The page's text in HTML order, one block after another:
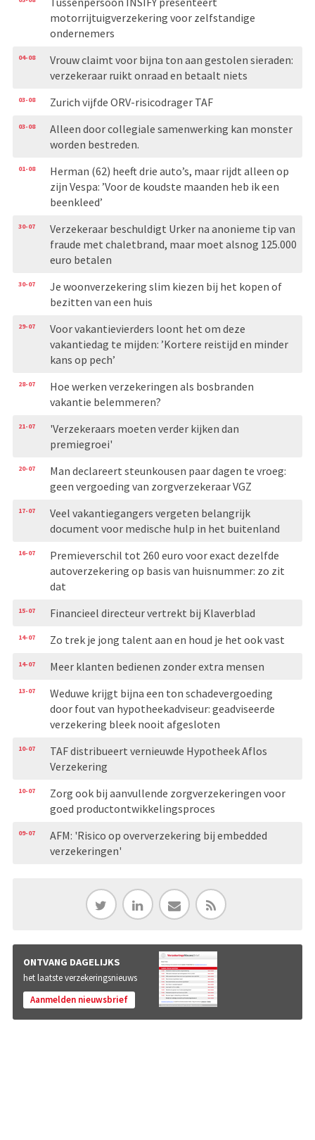
motorrijtuigverzekering voor zelfstandige
ondernemers
04-08
Vrouw claimt voor bijna ton aan gestolen sieraden:
verzekeraar ruikt onraad en betaalt niets
03-08 Zurich vijfde ORV-risicodrager TAF
03-08
Alleen door collegiale samenwerking kan monster
worden bestreden.
01-08
Herman (62) heeft drie auto’s, maar rijdt alleen op
zijn Vespa: ’Voor de koudste maanden heb ik een
beenkleed’
30-07
Verzekeraar beschuldigt Urker na anonieme tip van
fraude met chaletbrand, maar moet alsnog 125.000
euro betalen
30-07
Je woonverzekering slim kiezen bij het kopen of
bezitten van een huis
29-07
Voor vakantievierders loont het om deze
vakantiedag te mijden: ’Kortere reistijd en minder
kans op pech’
28-07
Hoe werken verzekeringen als bosbranden
vakantie belemmeren?
21-07
'Verzekeraars moeten verder kijken dan
premiegroei'
20-07
Man declareert steunkousen paar dagen te vroeg:
geen vergoeding van zorgverzekeraar VGZ
17-07
Veel vakantiegangers vergeten belangrijk
document voor medische hulp in het buitenland
16-07
Premieverschil tot 260 euro voor exact dezelfde
autoverzekering op basis van huisnummer: zo zit
dat
15-07 Financieel directeur vertrekt bij Klaverblad
14-07 Zo trek je jong talent aan en houd je het ook vast
14-07 Meer klanten bedienen zonder extra mensen
13-07
Weduwe krijgt bijna een ton schadevergoeding
door fout van hypotheekadviseur: geadviseerde
verzekering bleek nooit afgesloten
10-07
TAF distribueert vernieuwde Hypotheek Aflos
Verzekering
10-07
Zorg ook bij aanvullende zorgverzekeringen voor
goed productontwikkelingsproces
09-07
AFM: 'Risico op oververzekering bij embedded
verzekeringen'
ONTVANG DAGELIJKS
het laatste verzekeringsnieuws
Aanmelden nieuwsbrief